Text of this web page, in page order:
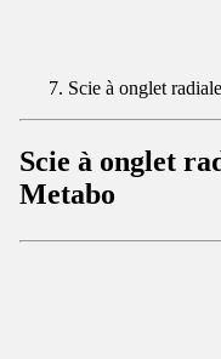
Scie à onglet
Scie à onglet
Metabo